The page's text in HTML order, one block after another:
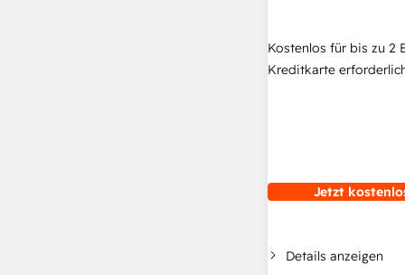
Kostenlos für bis zu 2
Kreditkarte
Jetzt
Details anzeigen